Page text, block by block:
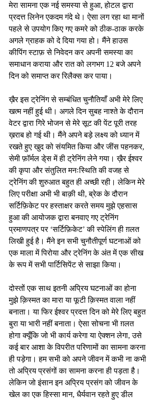
मेरा सामना एक नई समस्या से हुआ, होटल द्वारा
प्रदत्त लिनेन एकदम गंदे थे। ऐसा लग रहा था मानों
पहले से उपयोग किए गए कमरे को ठीक-ठाक करके
अगले ग्राहक को दे दिया गया हो। मैंने हाउस
कीपिंग स्टाफ़ से निवेदन कर अपनी समस्या का
समाधान कराया और रात को लगभग 12 बजे अपने
दिन को समाप्त कर रिलैक्स कर पाया।
ख़ैर इस ट्रेनिंग से सम्बंधित चुनौतियाँ अभी मेरे लिए
खत्म नहीं हुई थी। अगले दिन सुबह नाश्ते के दौरान
वेटर द्वारा गिरे भोजन से मेरे सूट की पेंट पूरी तरह
ख़राब हो गई थी। मैंने अपने बड़े लक्ष्य को ध्यान में
रखते हुए खुद को संयमित किया और जींस पहनकर,
सेमी फ़ॉर्मल डे्स में ही ट्रेनिंग लेने गया। ख़ैर ईश्वर
की कृपा और संतुलित मनःस्थिति की वजह से
ट्रेनिंग की शुरुआत बहुत ही अच्छी रही। लेकिन मेरे
लिए परीक्षा अभी भी बाक़ी थी, ब्रेक के दौरान
सर्टिफ़िकेट पर हस्ताक्षर करते समय मुझे एहसास
हुआ की आयोजक द्वारा बनवाए गए ट्रेनिंग
प्रमाणपत्र पर ‘सर्टिफ़िकेट’ की स्पेलिंग ही ग़लत
लिखी हुई है। मैंने इन सभी चुनौतीपूर्ण घटनाओं को
एक माला में पिरोया और ट्रेनिंग के अंत में एक सीख
के रूप में सभी पार्टिसिपेंट से साझा किया।
दोस्तों एक साथ इतनी अप्रिय घटनाओं का होना
मुझे क़िस्मत का मारा या फूटी क़िस्मत वाला नहीं
बनाता। या फिर ईश्वर प्रदत्त दिन को मेरे लिए बहुत
बुरा या भारी नहीं बनाता। ऐसा सोचना भी ग़लत
होगा क्यूँकि जो भी कार्य करेगा या ऐक्शन लेगा, उसे
कई बार आशा के विपरीत परिणामों का सामना करना
ही पड़ेगा। हम सभी को अपने जीवन में कभी ना कभी
तो अप्रिय प्रसंगों का सामना करना ही पड़ता है।
लेकिन जो इंसान इन अप्रिय प्रसंग को जीवन के
खेल का एक हिस्सा मान, धैर्यवान रहते हुए डील